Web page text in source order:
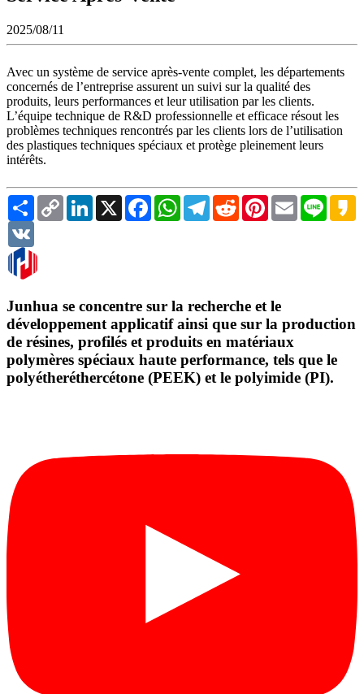
2025/08/11
Avec un système de service après-vente complet, les départements
concernés de l’entreprise assurent un suivi sur la qualité des
produits, leurs performances et leur utilisation par les clients.
L’équipe technique de R&D professionnelle et efficace résout les
problèmes techniques rencontrés par les clients lors de l’utilisation
des plastiques techniques spéciaux et protège pleinement leurs
intérêts.
Share Copy
Link
LinkedIn
X FacebookWhatsAppTelegramRedditPinterestEmail Line
Junhua se concentre sur la recherche et le
développement applicatif ainsi que sur la production
de résines, profilés et produits en matériaux
polymères spéciaux haute performance, tels que le
polyétheréthercétone (PEEK) et le polyimide (PI).